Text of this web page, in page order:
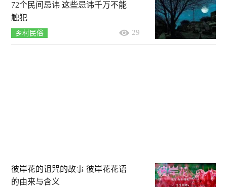
72个民间忌讳 这些忌讳千万不能
触犯
乡村民俗 29
彼岸花的诅咒的故事 彼岸花花语
的由来与含义